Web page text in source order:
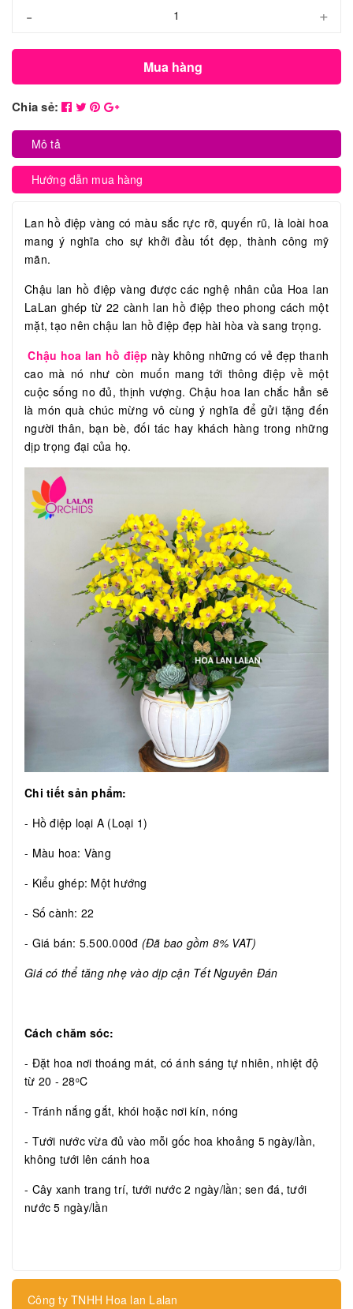
- +
Mua hàng
Chia sẻ:
Mô tả
Hướng dẫn mua hàng
Lan hồ điệp vàng có màu sắc rực rỡ, quyến rũ, là loài hoa
mang ý nghĩa cho sự khởi đầu tốt đẹp, thành công mỹ
mãn.
Chậu lan hồ điệp vàng được các nghệ nhân của Hoa lan
LaLan ghép từ 22 cành lan hồ điệp theo phong cách một
mặt, tạo nên chậu lan hồ điệp đẹp hài hòa và sang trọng.
Chậu hoa lan hồ điệp này không những có vẻ đẹp thanh
cao mà nó như còn muốn mang tới thông điệp về một
cuộc sống no đủ, thịnh vượng. Chậu hoa lan chắc hẳn sẽ
là món quà chúc mừng vô cùng ý nghĩa để gửi tặng đến
người thân, bạn bè, đối tác hay khách hàng trong những
dịp trọng đại của họ.
Chi tiết sản phẩm:
- Hồ điệp loại A (Loại 1)
- Màu hoa: Vàng
- Kiểu ghép: Một hướng
- Số cành: 22
- Giá bán: 5.500.000đ (Đã bao gồm 8% VAT)
Giá có thể tăng nhẹ vào dịp cận Tết Nguyên Đán
Cách chăm sóc:
- Đặt hoa nơi thoáng mát, có ánh sáng tự nhiên, nhiệt độ
từ 20 - 28oC
- Tránh nắng gắt, khói hoặc nơi kín, nóng
- Tưới nước vừa đủ vào mỗi gốc hoa khoảng 5 ngày/lần,
không tưới lên cánh hoa
- Cây xanh trang trí, tưới nước 2 ngày/lần; sen đá, tưới
nước 5 ngày/lần
Công ty TNHH Hoa lan Lalan